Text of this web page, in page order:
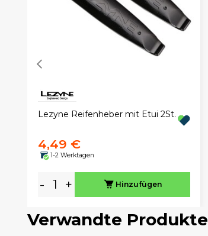
Lezyne Reifenheber mit Etui 2St.
4,49 €
1-2 Werktagen
- + Hinzufügen
Verwandte Produkte